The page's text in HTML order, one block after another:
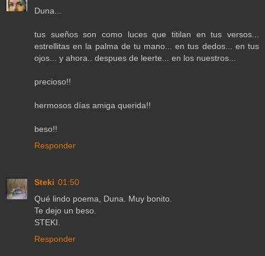
Duna...
tus sueños son como luces que titilan en tus versos...
estrellitas en la palma de tu mano... en tus dedos... en tus
ojos... y ahora.. despues de leerte... en los nuestros...
precioso!!
hermosos días amiga querida!!
beso!!
Responder
Steki 01:50
Qué lindo poema, Duna. Muy bonito.
Te dejo un beso.
STEKI.
Responder